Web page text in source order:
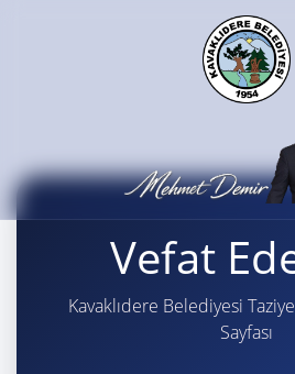
Vefat
Kavaklıdere Belediyesi
Sayfası